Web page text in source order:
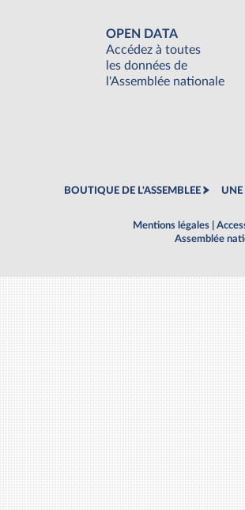
OPEN DATA
Accédez à toutes
les données de
l'Assemblée nationale
BOUTIQUE DE L'ASSEMBLEE UNE
Mentions légales
Assemblée